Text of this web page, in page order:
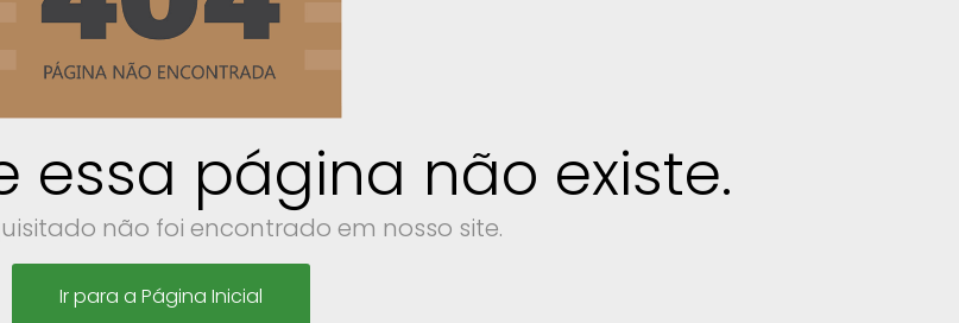
essa página não existe.
não foi encontrado em nosso site.
Ir para a Página Inicial